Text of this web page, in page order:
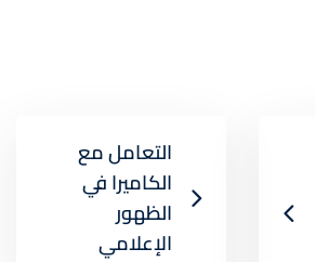
التعامل مع
الكاميرا في
الظهور
الإعلامي